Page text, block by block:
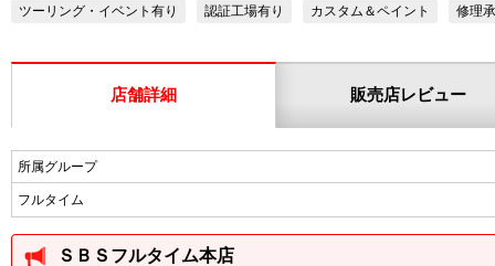
ツーリング・イベント有り 認証工場有り カスタム＆ペイント 修理
店舗詳細 販売店レビュー
所属グループ
フルタイム
ＳＢＳフルタイム本店